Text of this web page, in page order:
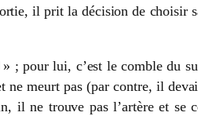
il prit la décision de
; pour lui, c’est le comble du
meurt pas (par contre, il
il ne trouve pas l’artère et